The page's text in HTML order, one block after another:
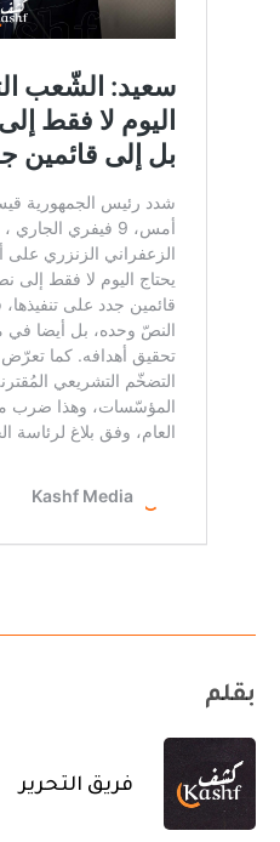
بقلم
فريق التحرير